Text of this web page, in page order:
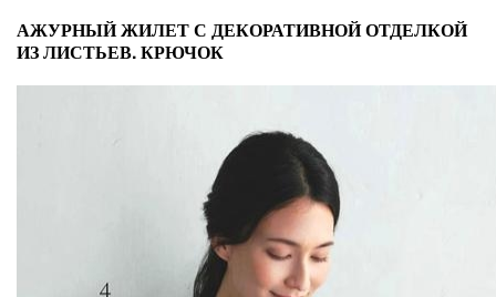
АЖУРНЫЙ ЖИЛЕТ С ДЕКОРАТИВНОЙ ОТДЕЛКОЙ
ИЗ ЛИСТЬЕВ. КРЮЧОК